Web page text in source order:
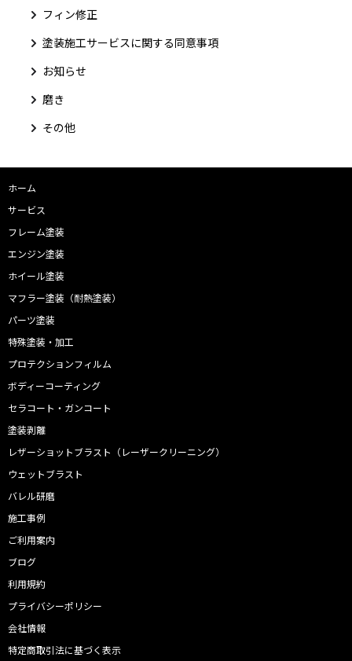
フィン修正
塗装施工サービスに関する同意事項
お知らせ
磨き
その他
ホーム
サービス
フレーム塗装
エンジン塗装
ホイール塗装
マフラー塗装（耐熱塗装）
パーツ塗装
特殊塗装・加工
プロテクションフィルム
ボディーコーティング
セラコート・ガンコート
塗装剥離
レザーショットブラスト（レーザークリーニング）
ウェットブラスト
バレル研磨
施工事例
ご利用案内
ブログ
利用規約
プライバシーポリシー
会社情報
特定商取引法に基づく表示